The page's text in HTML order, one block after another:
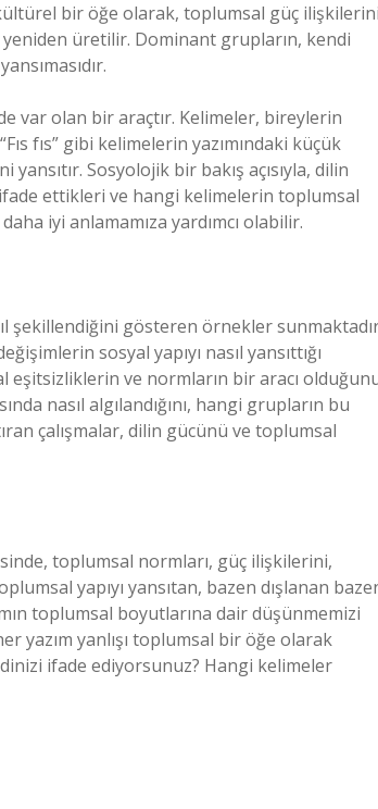
bir öğe olarak, toplumsal güç ilişkilerini
yeniden üretilir. Dominant grupların, kendi
var olan bir araçtır. Kelimeler, bireylerin
fıs” gibi kelimelerin yazımındaki küçük
Sosyolojik bir bakış açısıyla, dilin
ettikleri ve hangi kelimelerin toplumsal
iyi anlamamıza yardımcı olabilir.
şekillendiğini gösteren örnekler
sosyal yapıyı nasıl yansıttığı
eşitsizliklerin ve normların bir aracı
nasıl algılandığını, hangi grupların bu
çalışmalar, dilin gücünü ve toplumsal
toplumsal normları, güç ilişkilerini,
yapıyı yansıtan, bazen dışlanan
toplumsal boyutlarına dair düşünmemizi
yazım yanlışı toplumsal bir öğe olarak
ifade ediyorsunuz? Hangi kelimeler